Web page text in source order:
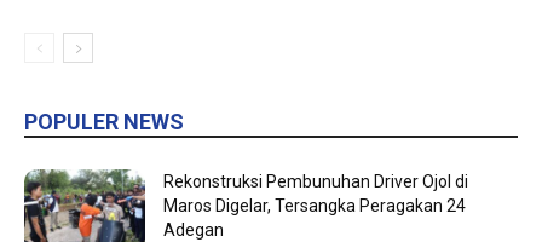
POPULER NEWS
Rekonstruksi Pembunuhan Driver Ojol di
Maros Digelar, Tersangka Peragakan 24
Adegan